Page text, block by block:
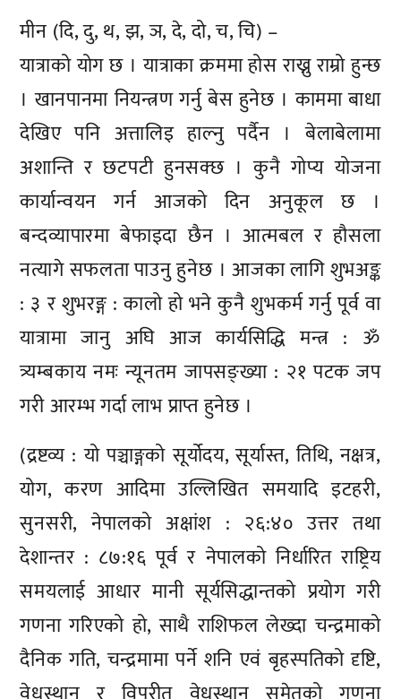
मीन (दि, दु, थ, झ, ञ, दे, दो, च, चि) –
यात्राको योग छ । यात्राका क्रममा होस राख्नु राम्रो हुन्छ
। खानपानमा नियन्त्रण गर्नु बेस हुनेछ । काममा बाधा
देखिए पनि अत्तालिइ हाल्नु पर्दैन । बेलाबेलामा
अशान्ति र छटपटी हुनसक्छ । कुनै गोप्य योजना
कार्यान्वयन गर्न आजको दिन अनुकूल छ ।
बन्दव्यापारमा बेफाइदा छैन । आत्मबल र हौसला
नत्यागे सफलता पाउनु हुनेछ । आजका लागि शुभअङ्क
: ३ र शुभरङ्ग : कालो हो भने कुनै शुभकर्म गर्नु पूर्व वा
यात्रामा जानु अघि आज कार्यसिद्धि मन्त्र : ॐ
त्र्यम्बकाय नमः न्यूनतम जापसङ्ख्या : २१ पटक जप
गरी आरम्भ गर्दा लाभ प्राप्त हुनेछ ।
(द्रष्टव्य : यो पञ्चाङ्गको सूर्योदय, सूर्यास्त, तिथि, नक्षत्र,
योग, करण आदिमा उल्लिखित समयादि इटहरी,
सुनसरी, नेपालको अक्षांश : २६:४० उत्तर तथा
देशान्तर : ८७:१६ पूर्व र नेपालको निर्धारित राष्ट्रिय
समयलाई आधार मानी सूर्यसिद्धान्तको प्रयोग गरी
गणना गरिएको हो, साथै राशिफल लेख्दा चन्द्रमाको
दैनिक गति, चन्द्रमामा पर्ने शनि एवं बृहस्पतिको दृष्टि,